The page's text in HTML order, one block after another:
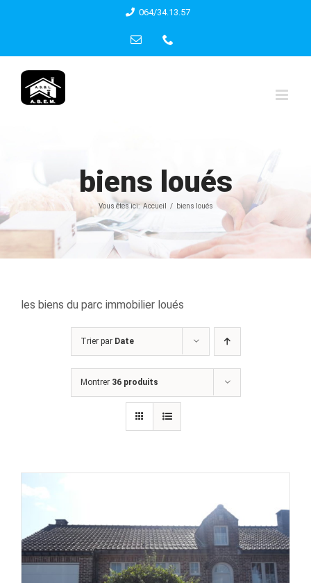
content
064/34.13.57
Email
biens loués
Vous êtes ici: Accueil biens loués
les biens du parc immobilier loués
Trier par Date
Montrer 36 produits